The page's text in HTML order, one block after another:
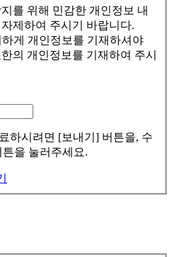
를 위해 민감한 개인정보 내
제하여 주시기 바랍니다.
게 개인정보를 기재하셔야
의 개인정보를 기재하여 주시
하시려면 [보내기] 버튼을, 수
을 눌러주세요.